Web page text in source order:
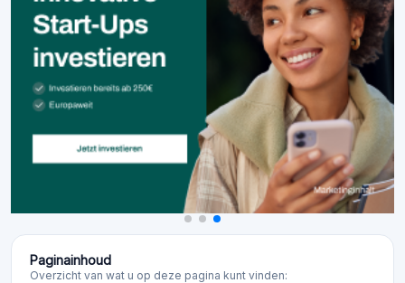
Paginainhoud
Overzicht van wat u op deze pagina kunt vinden: